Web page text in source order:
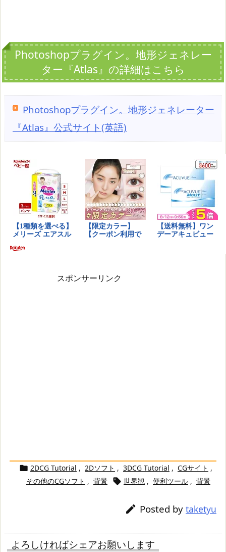
Photoshopプラグイン。地形ジェネレー
ター『Atlas』の詳細はこちら
Photoshopプラグイン。地形ジェネレーター
『Atlas』公式サイト(英語)
スポンサーリンク
 2DCG Tutorial , 2Dソフト , 3DCG Tutorial , CGサイト ,
その他のCGソフト , 背景  世界観 , 便利ツール , 背景
 Posted by taketyu
よろしければシェアお願いします